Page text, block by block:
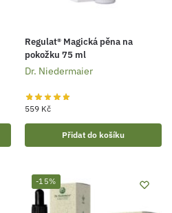
Regulat® Magická pěna na
pokožku 75 ml
Dr. Niedermaier
559 Kč
Přidat do košíku
-15%